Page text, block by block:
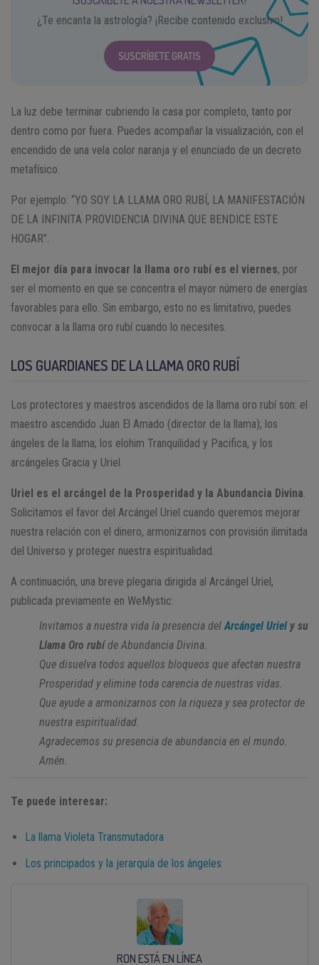
¿Te encanta la astrología? ¡Recibe contenido exclusivo!
SUSCRÍBETE GRATIS
La luz debe terminar cubriendo la casa por completo, tanto por
dentro como por fuera. Puedes acompañar la visualización, con el
encendido de una vela color naranja y el enunciado de un decreto
metafísico.
Por ejemplo: “YO SOY LA LLAMA ORO RUBÍ, LA MANIFESTACIÓN
DE LA INFINITA PROVIDENCIA DIVINA QUE BENDICE ESTE
HOGAR”.
El mejor día para invocar la llama oro rubí es el viernes, por
ser el momento en que se concentra el mayor número de energías
favorables para ello. Sin embargo, esto no es limitativo, puedes
convocar a la llama oro rubí cuando lo necesites.
LOS GUARDIANES DE LA LLAMA ORO RUBÍ
Los protectores y maestros ascendidos de la llama oro rubí son: el
maestro ascendido Juan El Amado (director de la llama); los
ángeles de la llama; los elohim Tranquilidad y Pacifica, y los
arcángeles Gracia y Uriel.
Uriel es el arcángel de la Prosperidad y la Abundancia Divina.
Solicitamos el favor del Arcángel Uriel cuando queremos mejorar
nuestra relación con el dinero, armonizarnos con provisión ilimitada
del Universo y proteger nuestra espiritualidad.
A continuación, una breve plegaria dirigida al Arcángel Uriel,
publicada previamente en WeMystic:
Invitamos a nuestra vida la presencia delArcángel Uriel y su
Llama Oro rubíde Abundancia Divina.
Que disuelva todos aquellos bloqueos que afectan nuestra
Prosperidad y elimine toda carencia de nuestras vidas.
Que ayude a armonizarnos con la riqueza y sea protector de
nuestra espiritualidad.
Agradecemos su presencia de abundancia en el mundo.
Amén.
Te puede interesar:
La llama Violeta Transmutadora
Los principados y la jerarquía de los ángeles
RON ESTÁ EN LÍNEA